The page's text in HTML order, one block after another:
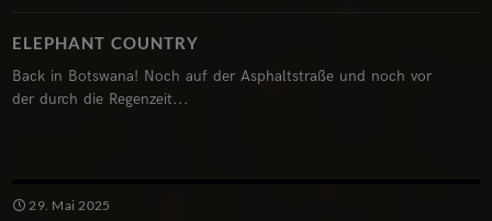
ELEPHANT COUNTRY
Back in Botswana! Noch auf der Asphaltstraße und noch vor
der durch die Regenzeit...
29. Mai 2025